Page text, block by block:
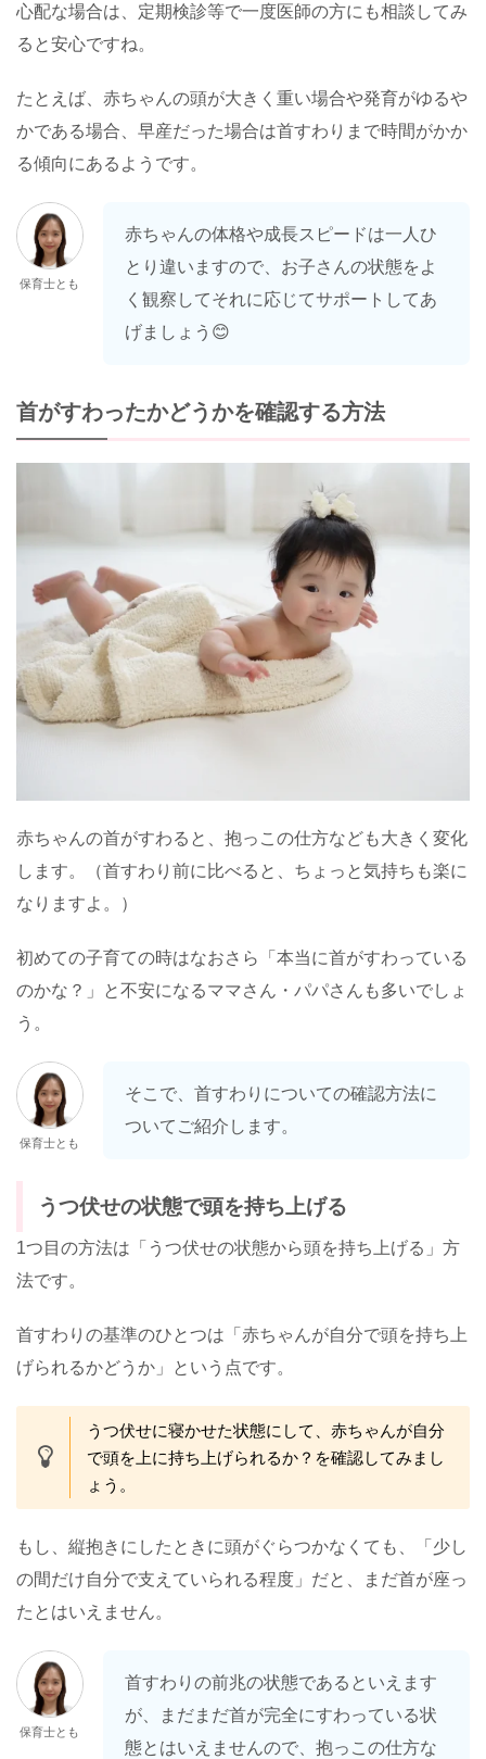
心配な場合は、定期検診等で一度医師の方にも相談してみ
ると安心ですね。
たとえば、赤ちゃんの頭が大きく重い場合や発育がゆるや
かである場合、早産だった場合は首すわりまで時間がかか
る傾向にあるようです。
保育士とも
赤ちゃんの体格や成長スピードは一人ひ
とり違いますので、お子さんの状態をよ
く観察してそれに応じてサポートしてあ
げましょう😊
首がすわったかどうかを確認する方法
赤ちゃんの首がすわると、抱っこの仕方なども大きく変化
します。（首すわり前に比べると、ちょっと気持ちも楽に
なりますよ。）
初めての子育ての時はなおさら「本当に首がすわっている
のかな？」と不安になるママさん・パパさんも多いでしょ
う。
保育士とも
そこで、首すわりについての確認方法に
ついてご紹介します。
うつ伏せの状態で頭を持ち上げる
1つ目の方法は「うつ伏せの状態から頭を持ち上げる」方
法です。
首すわりの基準のひとつは「赤ちゃんが自分で頭を持ち上
げられるかどうか」という点です。
うつ伏せに寝かせた状態にして、赤ちゃんが自分
で頭を上に持ち上げられるか？を確認してみまし
ょう。
もし、縦抱きにしたときに頭がぐらつかなくても、「少し
の間だけ自分で支えていられる程度」だと、まだ首が座っ
たとはいえません。
保育士とも
首すわりの前兆の状態であるといえます
が、まだまだ首が完全にすわっている状
態とはいえませんので、抱っこの仕方な